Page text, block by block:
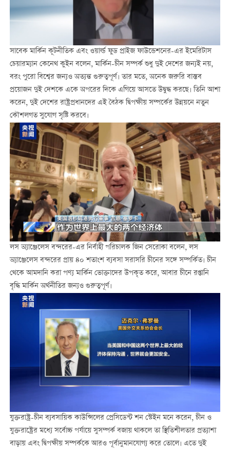
সাবেক মার্কিন কূটনীতিক এবং ওয়ার্ল্ড ফুড প্রাইজ ফাউন্ডেশনের-এর ইমেরিটাস
চেয়ারম্যান কেনেথ কুইন বলেন, মার্কিন-চীন সম্পর্ক শুধু দুই দেশের জন্যই নয়,
বরং পুরো বিশ্বের জন্যও অত্যন্ত গুরুত্বপূর্ণ। তার মতে, অনেক জরুরি বাস্তব
প্রয়োজন দুই দেশকে একে অপরের দিকে এগিয়ে আসতে উদ্বুদ্ধ করছে। তিনি আশা
করেন, দুই দেশের রাষ্ট্রপ্রধানদের এই বৈঠক দ্বিপক্ষীয় সম্পর্কের উন্নয়নে নতুন
কৌশলগত সুযোগ সৃষ্টি করবে।
লস অ্যাঞ্জেলেস বন্দরের-এর নির্বাহী পরিচালক জিন সেরোকা বলেন, লস
অ্যাঞ্জেলেস বন্দরের প্রায় ৪০ শতাংশ ব্যবসা সরাসরি চীনের সঙ্গে সম্পর্কিত। চীন
থেকে আমদানি করা পণ্য মার্কিন ভোক্তাদের উপকৃত করে, আবার চীনে রপ্তানি
বৃদ্ধি মার্কিন অর্থনীতির জন্যও গুরুত্বপূর্ণ।
যুক্তরাষ্ট্র-চীন ব্যবসায়িক কাউন্সিলের প্রেসিডেন্ট শন স্টেইন মনে করেন, চীন ও
যুক্তরাষ্ট্রের মধ্যে সর্বোচ্চ পর্যায়ে সুসম্পর্ক বজায় থাকলে তা স্থিতিশীলতার প্রত্যাশা
বাড়ায় এবং দ্বিপক্ষীয় সম্পর্ককে আরও পূর্বানুমানযোগ্য করে তোলে। এতে দুই